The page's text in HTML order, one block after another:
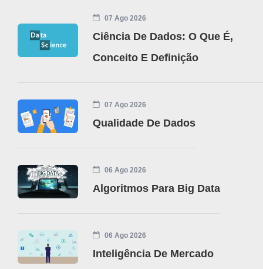
07 Ago 2026
Ciência De Dados: O Que É,
Conceito E Definição
07 Ago 2026
Qualidade De Dados
06 Ago 2026
Algoritmos Para Big Data
06 Ago 2026
Inteligência De Mercado